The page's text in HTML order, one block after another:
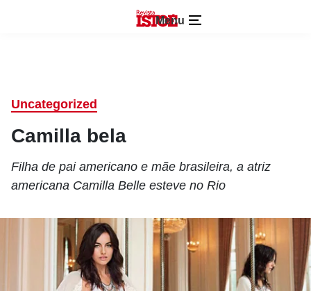
Menu
Uncategorized
Camilla bela
Filha de pai americano e mãe brasileira, a atriz
americana Camilla Belle esteve no Rio